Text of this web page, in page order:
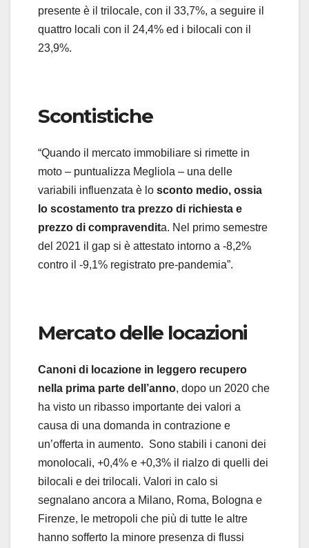
presente è il trilocale, con il 33,7%, a seguire il
quattro locali con il 24,4% ed i bilocali con il
23,9%.
Scontistiche
“Quando il mercato immobiliare si rimette in
moto – puntualizza Megliola – una delle
variabili influenzata è lo sconto medio, ossia
lo scostamento tra prezzo di richiesta e
prezzo di compravendita. Nel primo semestre
del 2021 il gap si è attestato intorno a -8,2%
contro il -9,1% registrato pre-pandemia”.
Mercato delle locazioni
Canoni di locazione in leggero recupero
nella prima parte dell’anno, dopo un 2020 che
ha visto un ribasso importante dei valori a
causa di una domanda in contrazione e
un’offerta in aumento. Sono stabili i canoni dei
monolocali, +0,4% e +0,3% il rialzo di quelli dei
bilocali e dei trilocali. Valori in calo si
segnalano ancora a Milano, Roma, Bologna e
Firenze, le metropoli che più di tutte le altre
hanno sofferto la minore presenza di flussi